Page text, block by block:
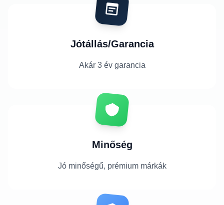
Jótállás/Garancia
Akár 3 év garancia
Minőség
Jó minőségű, prémium márkák